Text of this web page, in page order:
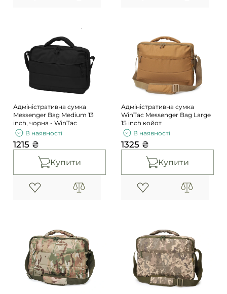
Адміністративна сумка
Messenger Bag Medium 13
inch, чорна - WinTac
В наявності
1215 ₴
Купити
Адміністративна сумка
WinTac Messenger Bag Large
15 inch койот
В наявності
1325 ₴
Купити